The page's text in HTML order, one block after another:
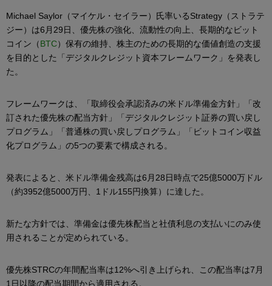
Michael Saylor（マイケル・セイラー）氏率いるStrategy（ストラテ
ジー）は6月29日、優先株の強化、流動性の向上、長期的なビット
コイン（BTC）保有の維持、株主のための長期的な価値創造の支援
を目的とした「デジタルクレジット資本フレームワーク」を発表し
た。
フレームワークは、「取締役会承認済みの米ドル準備金方針」「改
訂された優先株の配当方針」「デジタルクレジット証券の買い戻し
プログラム」「普通株の買い戻しプログラム」「ビットコイン収益
化プログラム」の5つの要素で構成される。
発表によると、米ドル準備金残高は6月28日時点で25億5000万ドル
（約3952億5000万円、1ドル155円換算）に達した。
新たな方針では、準備金は優先株配当と社債利息の支払いにのみ使
用されることが定められている。
優先株STRCの年間配当率は12%へ引き上げられ、この配当率は7月
1日以降の配当期間から適用される。